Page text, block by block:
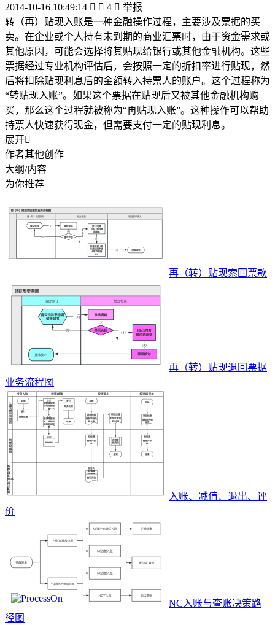
2014-10-16 10:49:14   4  举报
转（再）贴现入账是一种金融操作过程，主要涉及票据的买
卖。在企业或个人持有未到期的商业汇票时，由于资金需求或
其他原因，可能会选择将其贴现给银行或其他金融机构。这些
票据经过专业机构评估后，会按照一定的折扣率进行贴现，然
后将扣除贴现利息后的金额转入持票人的账户。这个过程称为
“转贴现入账”。如果这个票据在贴现后又被其他金融机构购
买，那么这个过程就被称为“再贴现入账”。这种操作可以帮助
持票人快速获得现金，但需要支付一定的贴现利息。
展开
作者其他创作
大纲/内容
为你推荐
再（转）贴现索回票款
再（转）贴现退回票据
业务流程图
入账、减值、退出、评
价
NC入账与查账决策路
径图